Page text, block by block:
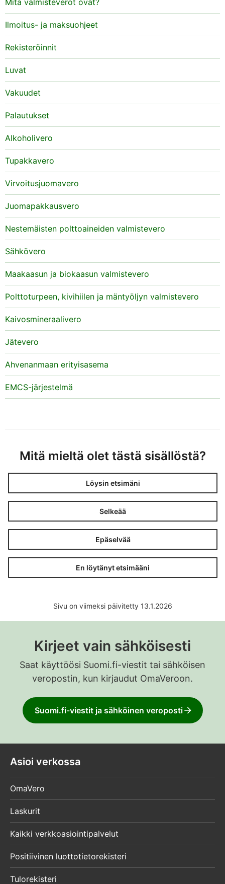
Mitä valmisteverot ovat?
Ilmoitus- ja maksuohjeet
Rekisteröinnit
Luvat
Vakuudet
Palautukset
Alkoholivero
Tupakkavero
Virvoitusjuomavero
Juomapakkausvero
Nestemäisten polttoaineiden valmistevero
Sähkövero
Maakaasun ja biokaasun valmistevero
Polttoturpeen, kivihiilen ja mäntyöljyn valmistevero
Kaivosmineraalivero
Jätevero
Ahvenanmaan erityisasema
EMCS-järjestelmä
Mitä mieltä olet tästä sisällöstä?
Löysin etsimäni
Selkeää
Epäselvää
En löytänyt etsimääni
Sivu on viimeksi päivitetty 13.1.2026
Kirjeet vain sähköisesti
Saat käyttöösi Suomi.fi-viestit tai sähköisen
veropostin, kun kirjaudut OmaVeroon.
Suomi.fi-viestit ja sähköinen veroposti
Asioi verkossa
OmaVero
Laskurit
Kaikki verkkoasiointipalvelut
Positiivinen luottotietorekisteri
Tulorekisteri